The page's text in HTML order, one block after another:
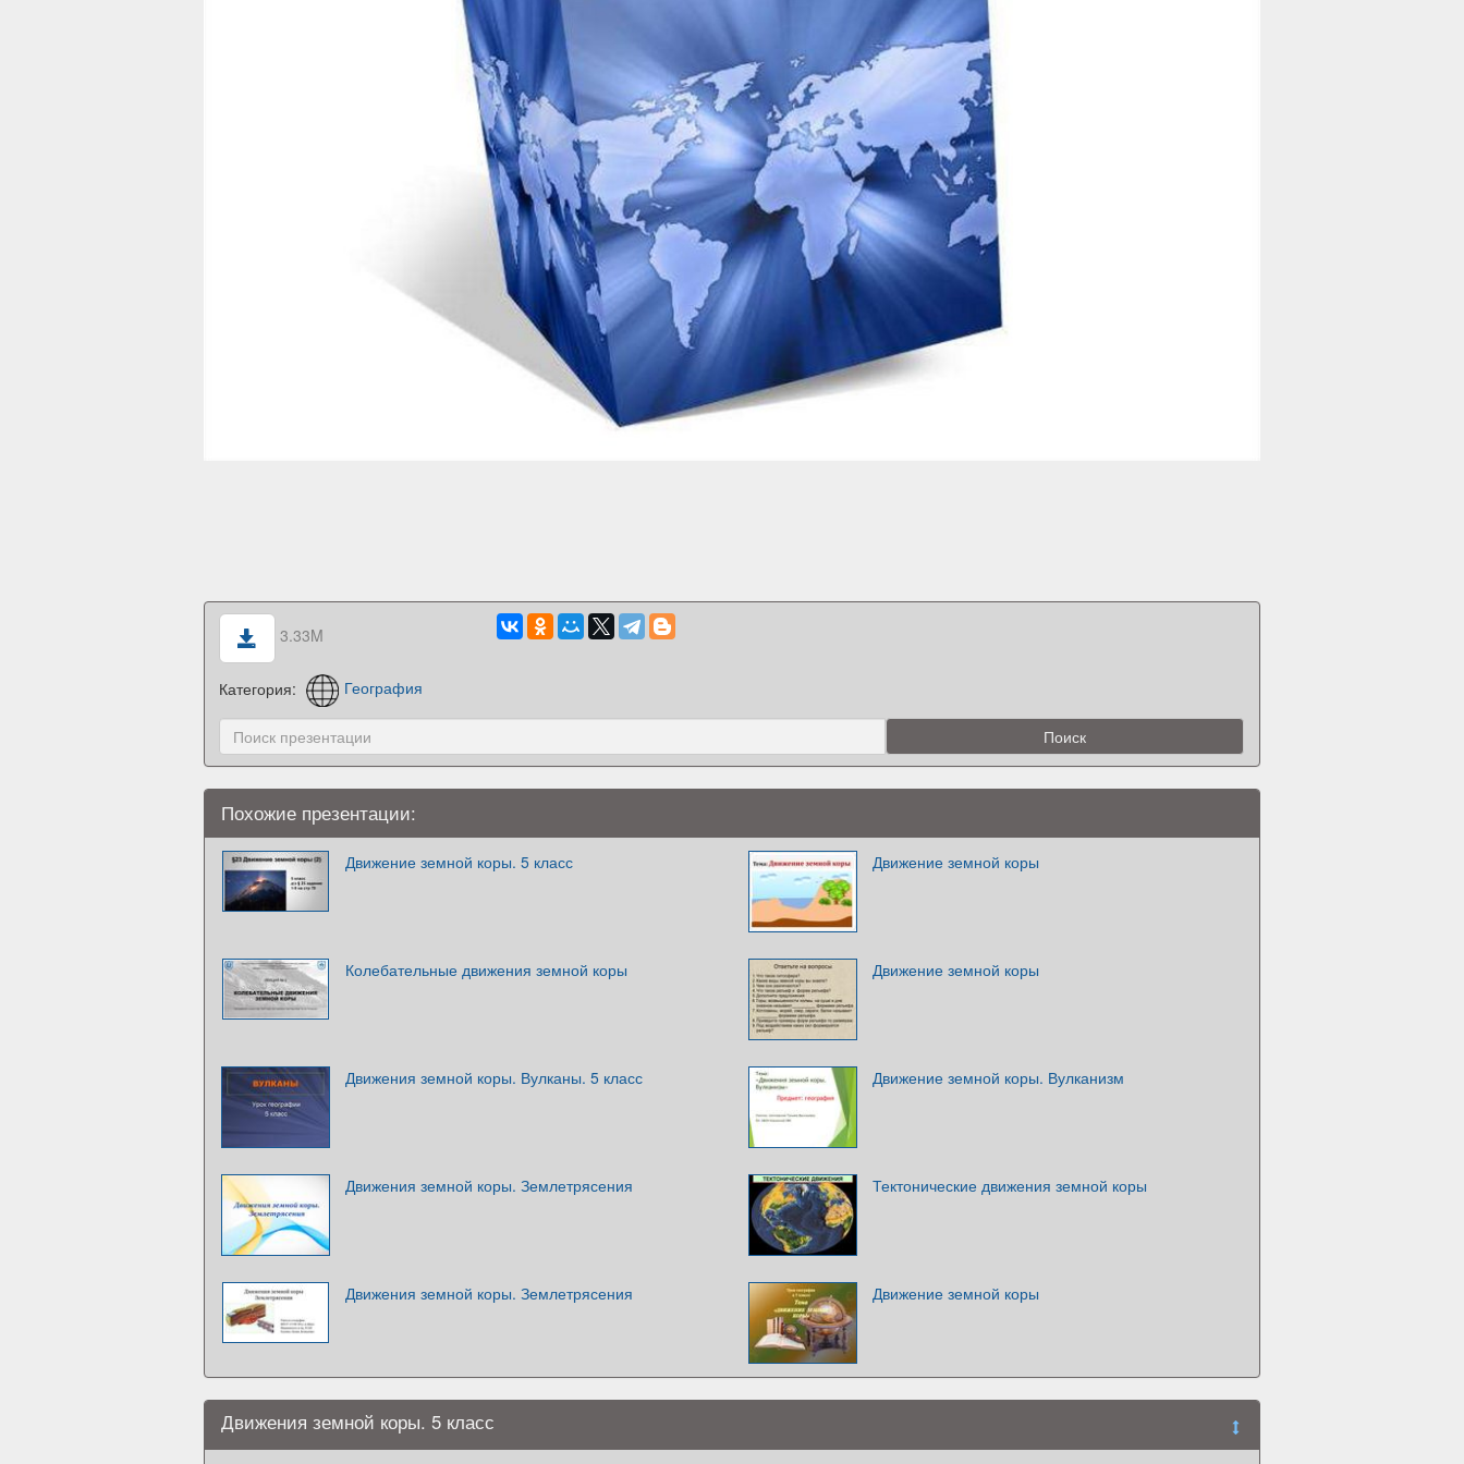
3.33M
Категория: География
Похожие презентации:
Движение земной коры. 5 класс Движение земной коры
Колебательные движения земной коры Движение земной коры
Движения земной коры. Вулканы. 5 класс Движение земной коры. Вулканизм
Движения земной коры. Землетрясения Тектонические движения земной коры
Движения земной коры. Землетрясения Движение земной коры
Движения земной коры. 5 класс